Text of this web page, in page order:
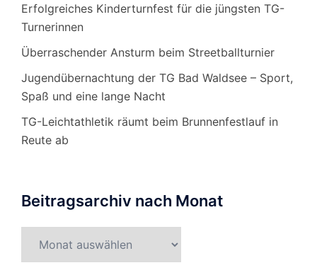
Erfolgreiches Kinderturnfest für die jüngsten TG-
Turnerinnen
Überraschender Ansturm beim Streetballturnier
Jugendübernachtung der TG Bad Waldsee – Sport,
Spaß und eine lange Nacht
TG-Leichtathletik räumt beim Brunnenfestlauf in
Reute ab
Beitragsarchiv nach Monat
nach